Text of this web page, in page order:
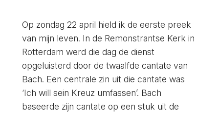
Op zondag 22 april hield ik de eerste preek
van mijn leven. In de Remonstrantse Kerk in
Rotterdam werd die dag de dienst
opgeluisterd door de twaalfde cantate van
Bach. Een centrale zin uit die cantate was
‘Ich will sein Kreuz umfassen’. Bach
baseerde zijn cantate op een stuk uit de